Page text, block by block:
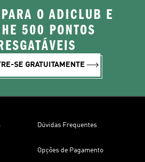
O ADICLUB E
500 PONTOS
SE GRATUITAMENTE
Dúvidas Frequentes
Opções de Pagamento